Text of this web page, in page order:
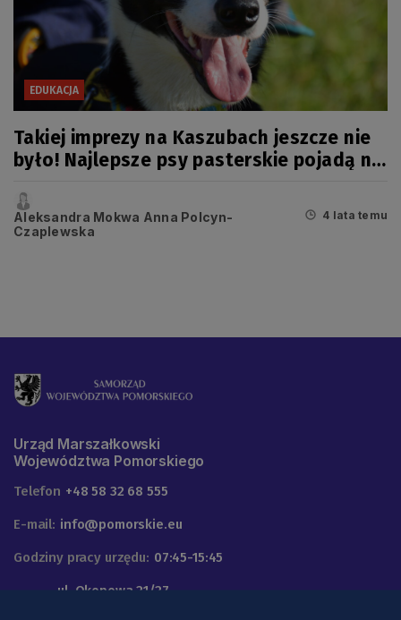
EDUKACJA
Takiej imprezy na Kaszubach jeszcze nie
było! Najlepsze psy pasterskie pojadą na
Aleksandra Mokwa Anna Polcyn-
Czaplewska
4 lata temu
Urząd Marszałkowski
Województwa Pomorskiego
Telefon +48 58 32 68 555
E-mail: info@pomorskie.eu
Godziny pracy urzędu: 07:45-15:45
ul. Okopowa 21/27